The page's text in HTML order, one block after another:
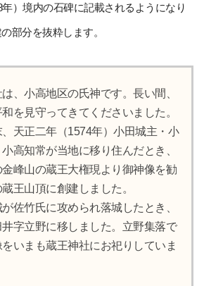
）境内の石碑に記載されるようになり
部分を抜粋します。
、小高地区の氏神です。長い間、
を見守ってきてくださいました。
天正二年（1574年）小田城主・小
高知常が当地に移り住んだとき、
峰山の蔵王大権現より御神像を勧
王山頂に創建しました。
佐竹氏に攻められ落城したとき、
字立野に移しました。立野集落で
いまも蔵王神社にお祀りしていま